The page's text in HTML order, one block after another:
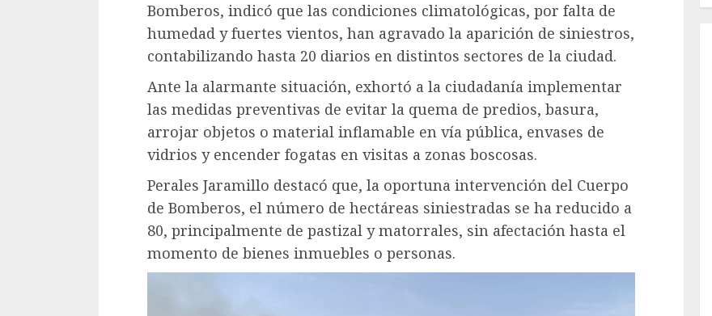
Bomberos, indicó que las condiciones climatológicas, por falta de
humedad y fuertes vientos, han agravado la aparición de siniestros,
contabilizando hasta 20 diarios en distintos sectores de la ciudad.
Ante la alarmante situación, exhortó a la ciudadanía implementar
las medidas preventivas de evitar la quema de predios, basura,
arrojar objetos o material inflamable en vía pública, envases de
vidrios y encender fogatas en visitas a zonas boscosas.
Perales Jaramillo destacó que, la oportuna intervención del Cuerpo
de Bomberos, el número de hectáreas siniestradas se ha reducido a
80, principalmente de pastizal y matorrales, sin afectación hasta el
momento de bienes inmuebles o personas.